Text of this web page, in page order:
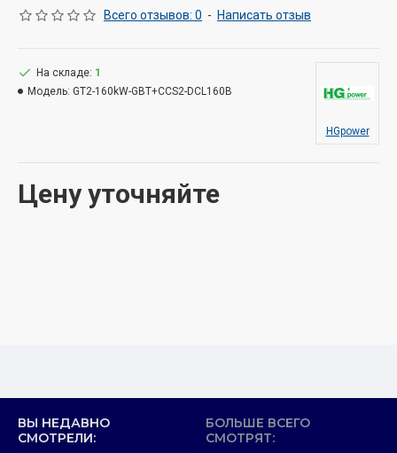
Всего отзывов: 0 - Написать отзыв
Цену уточняйте
На складе: 1
Модель: GT2-160kW-GBT+CCS2-DCL160B
HGpower
ВЫ НЕДАВНО
СМОТРЕЛИ:
БОЛЬШЕ ВСЕГО
СМОТРЯТ: